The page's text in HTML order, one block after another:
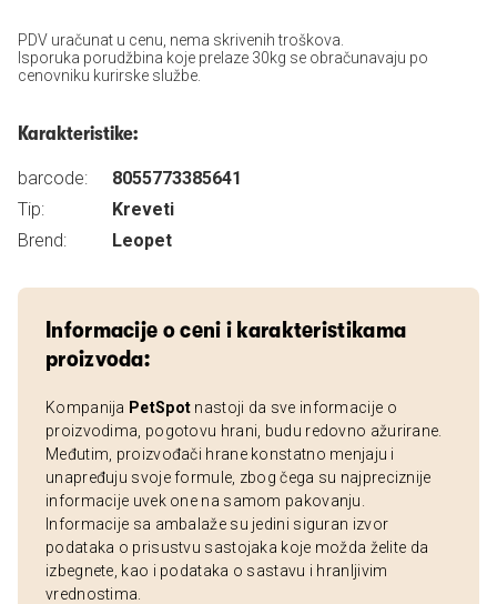
PDV uračunat u cenu, nema skrivenih troškova.
Isporuka porudžbina koje prelaze 30kg se obračunavaju po
cenovniku kurirske službe.
Karakteristike:
barcode:
8055773385641
Tip:
Kreveti
Brend:
Leopet
Informacije o ceni i karakteristikama
proizvoda:
Kompanija PetSpot nastoji da sve informacije o
proizvodima, pogotovu hrani, budu redovno ažurirane.
Međutim, proizvođači hrane konstatno menjaju i
unapređuju svoje formule, zbog čega su najpreciznije
informacije uvek one na samom pakovanju.
Informacije sa ambalaže su jedini siguran izvor
podataka o prisustvu sastojaka koje možda želite da
izbegnete, kao i podataka o sastavu i hranljivim
vrednostima.